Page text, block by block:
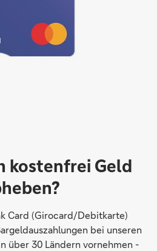
kostenfrei Geld
Card (Girocard/Debitkarte)
bei unseren
über 30 Ländern vornehmen -